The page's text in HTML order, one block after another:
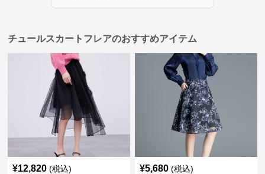
チュールスカートフレアのおすすめアイテム
¥12,820 (税込) ¥5,680 (税込)